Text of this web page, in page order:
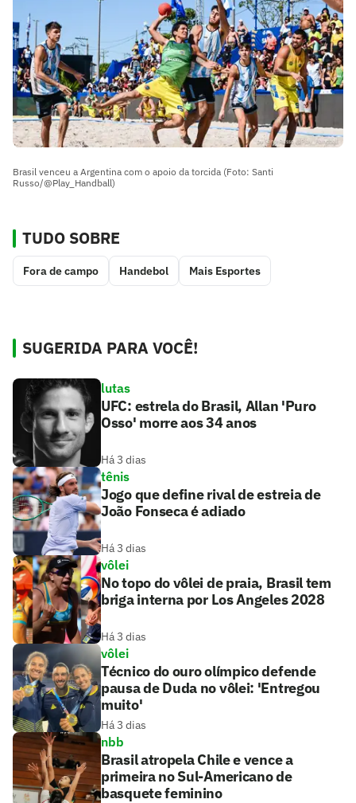
Brasil venceu a Argentina com o apoio da torcida (Foto: Santi
Russo/@Play_Handball)
TUDO SOBRE
Fora de campo Handebol Mais Esportes
SUGERIDA PARA VOCÊ!
lutas
UFC: estrela do Brasil, Allan 'Puro
Osso' morre aos 34 anos
Há 3 dias
tênis
Jogo que define rival de estreia de
João Fonseca é adiado
Há 3 dias
vôlei
No topo do vôlei de praia, Brasil tem
briga interna por Los Angeles 2028
Há 3 dias
vôlei
Técnico do ouro olímpico defende
pausa de Duda no vôlei: 'Entregou
muito'
Há 3 dias
nbb
Brasil atropela Chile e vence a
primeira no Sul-Americano de
basquete feminino